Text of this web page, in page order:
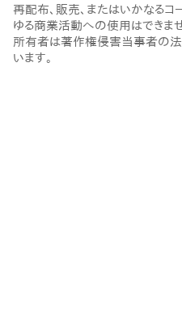
再配布、販売、またはいかなるコ
ゆる商業活動への使用はできま
所有者は著作権侵害当事者の
います。